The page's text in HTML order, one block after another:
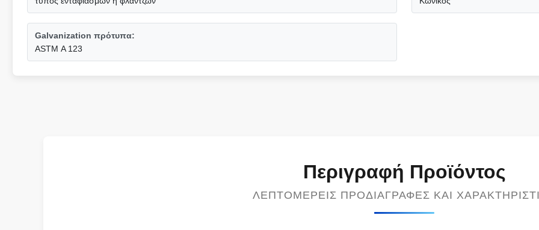
Galvanization πρότυπα:
ASTM Α 123
Περιγραφή Προϊόντος
ΛΕΠΤΟΜΕΡΕΊΣ ΠΡΟΔΙΑΓΡΑΦΈΣ ΚΑΙ